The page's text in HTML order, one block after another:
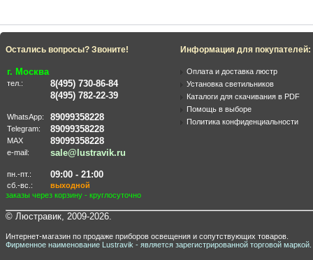
Остались вопросы? Звоните!
г. Москва
тел.:
8(495) 730-86-84
8(495) 782-22-39
WhatsApp: 89099358228
Telegram: 89099358228
MAX 89099358228
e-mail: sale@lustravik.ru
пн.-пт.: 09:00 - 21:00
сб.-вс.:
выходной
заказы через корзину - круглосуточно
Информация для покупателей:
Оплата и доставка люстр
Установка светильников
Каталоги для скачивания в PDF
Помощь в выборе
Политика конфиденциальности
© Люстравик, 2009-2026.
Интернет-магазин по продаже приборов освещения и сопутствующих товаров.
Фирменное наименование Lustravik - является зарегистрированной торговой